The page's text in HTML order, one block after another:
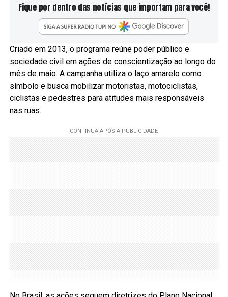
Fique por dentro das notícias que importam para você!
Criado em 2013, o programa reúne poder público e
sociedade civil em ações de conscientização ao longo do
mês de maio. A campanha utiliza o laço amarelo como
símbolo e busca mobilizar motoristas, motociclistas,
ciclistas e pedestres para atitudes mais responsáveis
nas ruas.